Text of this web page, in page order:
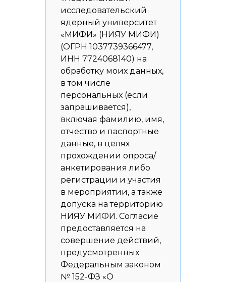
исследовательский
ядерный университет
«МИФИ» (НИЯУ МИФИ)
(ОГРН 1037739366477,
ИНН 7724068140) на
обработку моих данных,
в том числе
персональных (если
запрашивается),
включая фамилию, имя,
отчество и паспортные
данные, в целях
прохождении опроса/
анкетирования либо
регистрации и участия
в мероприятии, а также
допуска на территорию
НИЯУ МИФИ. Согласие
предоставляется на
совершение действий,
предусмотренных
Федеральным законом
№ 152-ФЗ «О